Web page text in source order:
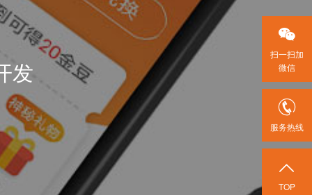

扫一扫加
微信

服务热线

TOP
发